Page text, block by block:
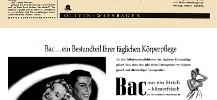
Bild-ID: 7732